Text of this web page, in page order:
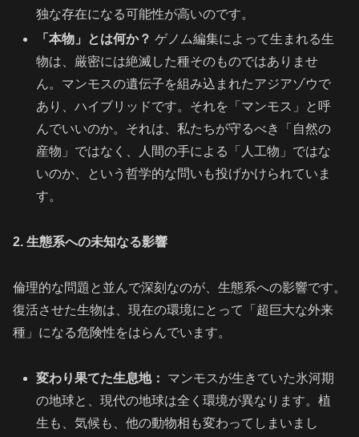
独な存在になる可能性が高いのです。
「本物」とは何か？ ゲノム編集によって生まれる生
物は、厳密には絶滅した種そのものではありませ
ん。マンモスの遺伝子を組み込まれたアジアゾウで
あり、ハイブリッドです。それを「マンモス」と呼
んでいいのか。それは、私たちが守るべき「自然の
産物」ではなく、人間の手による「人工物」ではな
いのか、という哲学的な問いも投げかけられていま
す。
2. 生態系への未知なる影響
倫理的な問題と並んで深刻なのが、生態系への影響です。
復活させた生物は、現在の環境にとって「超巨大な外来
種」になる危険性をはらんでいます。
変わり果てた生息地：
マンモスが生きていた氷河期
の地球と、現代の地球は全く環境が異なります。植
生も、気候も、他の動物相も変わってしまいまし